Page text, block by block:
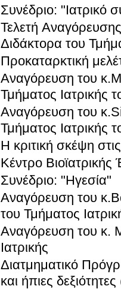
Τελετή
Διδάκτορα του
Προκαταρκτική
Αναγόρευση του
Τμήματος Ιατρικής
Αναγόρευση του
Τμήματος Ιατρικής
Η κριτική σκέψη
Κέντρο
Συνέδριο: "Ηγεσία"
Αναγόρευση του
του Τμήματος
Αναγόρευση του κ.
Ιατρικής
Διατμηματικό
και ήπιες